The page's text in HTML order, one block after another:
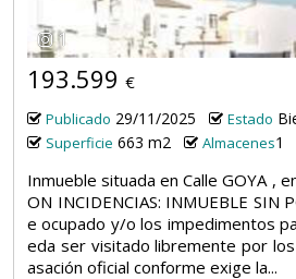
1
193.599 €
Publicado 29/11/2025 Estado
Superficie 663 m2 Almacenes1
Inmueble situada en Calle GOYA ,
ON INCIDENCIAS: INMUEBLE SIN
e ocupado y/o los impedimentos
eda ser visitado libremente por
asación oficial conforme exige la...